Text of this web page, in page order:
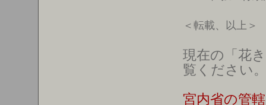
＜転載、以上＞
現在の「花
覧ください
宮内省の管